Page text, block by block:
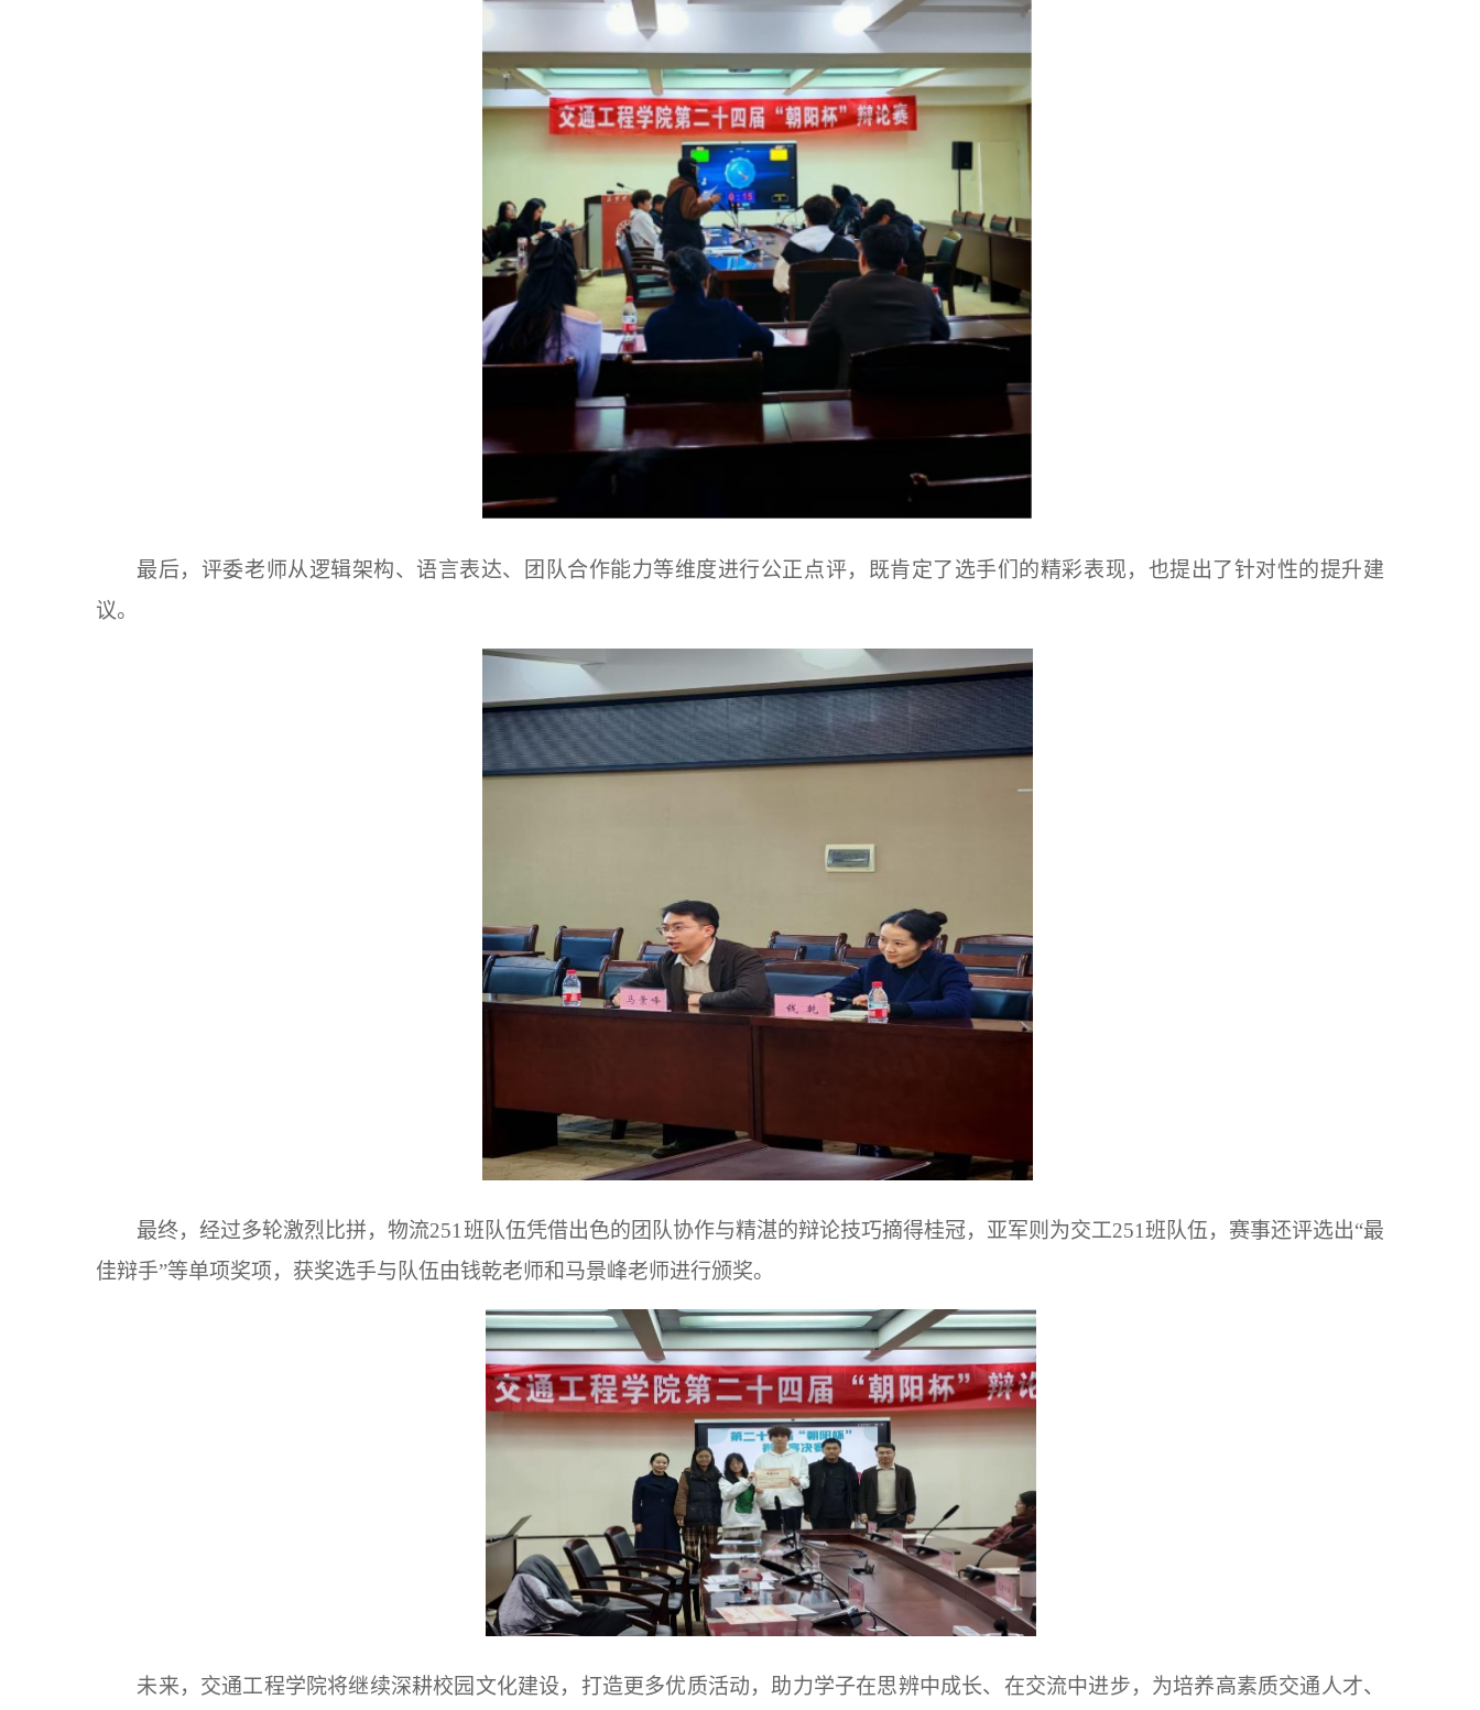
最后，评委老师从逻辑架构、语言表达、 团队合作能力等维度进行公正点评，既肯定了选手们的精彩表现，也提出了针对性的提升建
议。
最终，经过多轮激烈比拼，物流251班队伍凭借出色的团队协作与精湛的辩论技巧摘得桂冠，亚军则为交工251班队伍，赛事还评选出“最
佳辩手”等单项奖项，获奖选手与队伍由钱乾老师和马景峰老师进行颁奖。
未来，交通工程学院将继续深耕校园文化建设，打造更多优质活动，助力学子在思辨中成长、在交流中进步，为培养高素质交通人才、